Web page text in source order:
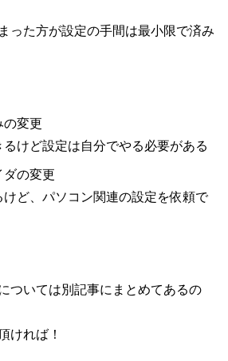
った方が設定の手間は最小限で済み
の変更
けど設定は自分でやる必要がある
ダの変更
ど、パソコン関連の設定を依頼で
ついては別記事にまとめてあるの
ければ！